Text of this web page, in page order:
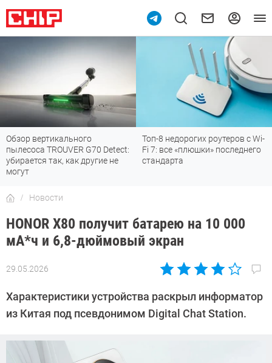
Обзор вертикального
пылесоса TROUVER G70 Detect:
убирается так, как другие не
могут
Топ-8 недорогих роутеров с Wi-
Fi 7: все «плюшки» последнего
стандарта
Новости
HONOR X80 получит батарею на 10 000
мА*ч и 6,8-дюймовый экран
29.05.2026
Автор:
Калашников
Характеристики устройства раскрыл информатор
из Китая под псевдонимом Digital Chat Station.